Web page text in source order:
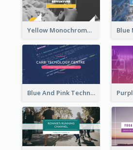
Yellow Monochrome Games Playing YouTube Channel Art
Blue And Pink Technology YouTube Channel Art